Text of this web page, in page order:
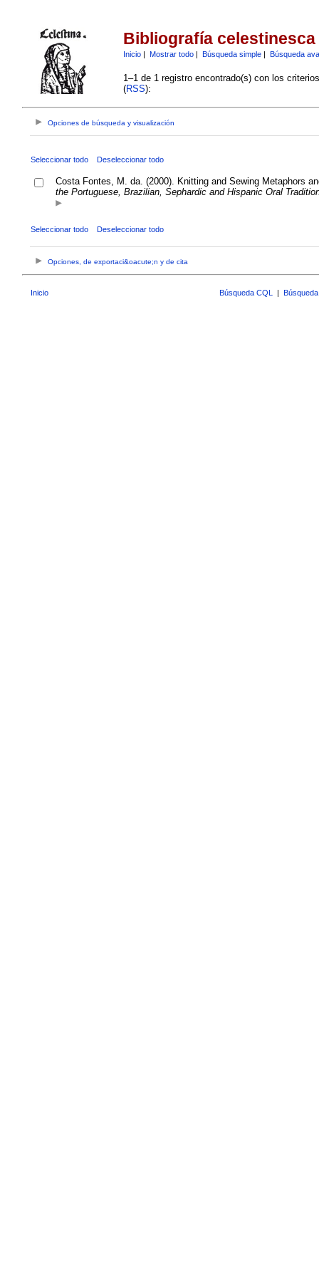
Bibliografía celestinesca
Inicio| Mostrar todo| Búsqueda simple| Búsqueda
1–1 de 1 registro encontrado(s) con los
(RSS):
Opciones de búsqueda y visualización
Seleccionar todo Deseleccionar todo
Costa Fontes, M. da. (2000). Knitting and Sewing Metaphors
the Portuguese, Brazilian, Sephardic and Hispanic Oral
Seleccionar todo Deseleccionar todo
Opciones, de exportaci&oacute;n y de cita
Inicio Búsqueda CQL |